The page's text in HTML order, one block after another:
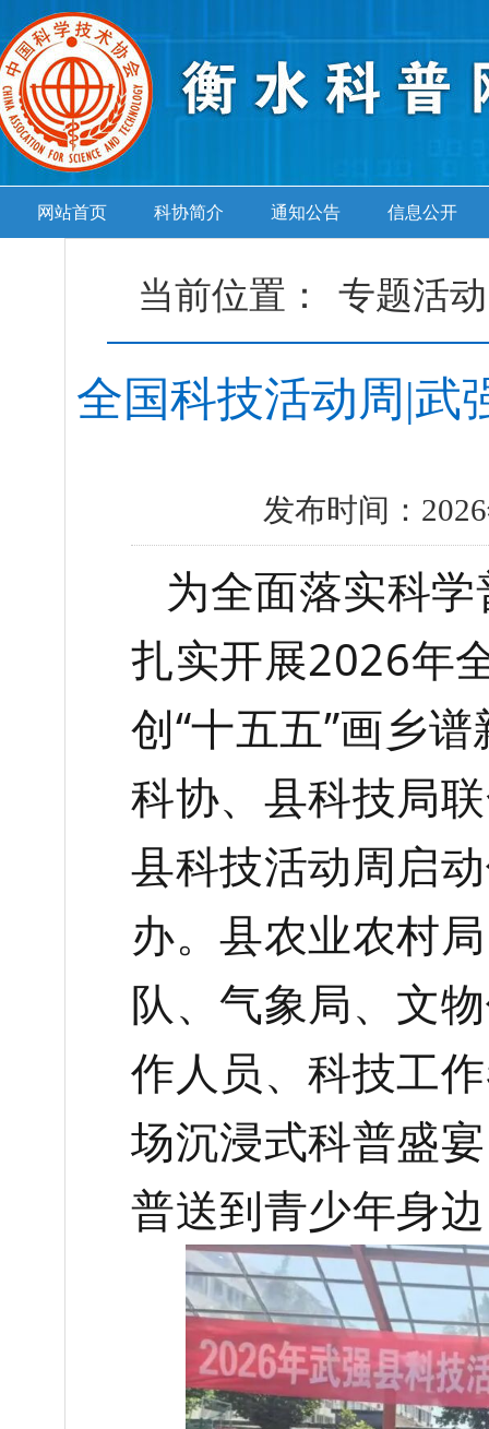
网站首页 科协简介 通知公告 信息公开
当前位置： 专题活动
全国科技活动周|武
发布时间：
为全面落实科
扎实开展2026年
创“十五五”画乡
科协、县科技局
县科技活动周启
办。县农业农村
队、气象局、文
作人员、科技工
场沉浸式科普盛
普送到青少年身